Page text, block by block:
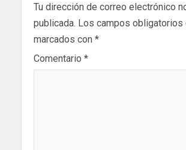
Tu dirección de correo electrónico
publicada. Los campos obligatorios
marcados con *
Comentario *